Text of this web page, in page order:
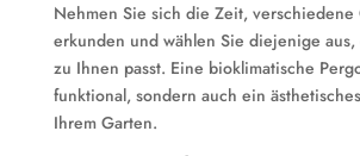
Nehmen Sie sich die Zeit,
erkunden und wählen Sie diejenige aus,
zu Ihnen passt. Eine bioklimatische
funktional, sondern auch ein
Ihrem Garten.